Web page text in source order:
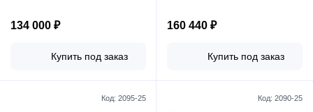
134 000 ₽
Купить под заказ
160 440 ₽
Купить под заказ
Код: 2095-25 Код: 2090-25